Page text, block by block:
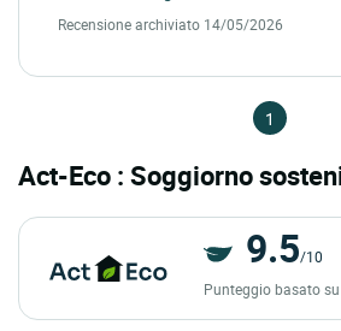
Recensione archiviato 14/05/2026
1
Act-Eco : Soggiorno
9.5/10
Punteggio basato